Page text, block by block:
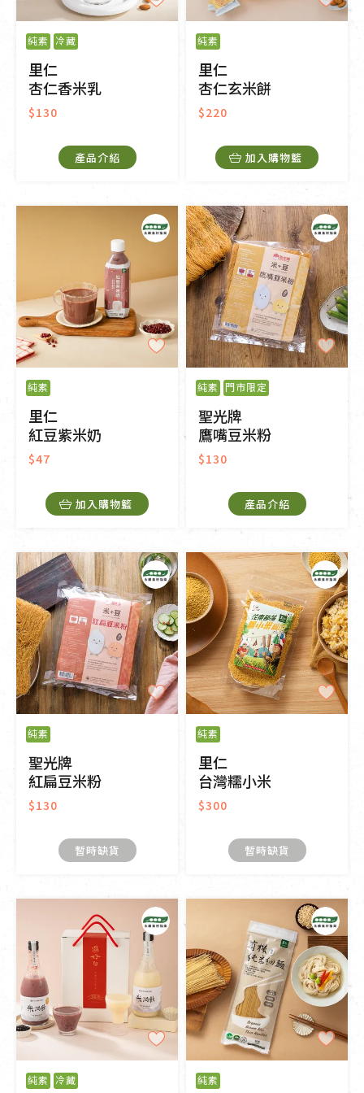
純素 冷藏
里仁
杏仁香米乳
$130
產品介紹
純素
里仁
杏仁玄米餅
$220
加入購物籃
純素
里仁
紅豆紫米奶
$47
加入購物籃
純素 門市限定
聖光牌
鷹嘴豆米粉
$130
產品介紹
純素
聖光牌
紅扁豆米粉
$130
暫時缺貨
純素
里仁
台灣糯小米
$300
暫時缺貨
純素 冷藏 純素